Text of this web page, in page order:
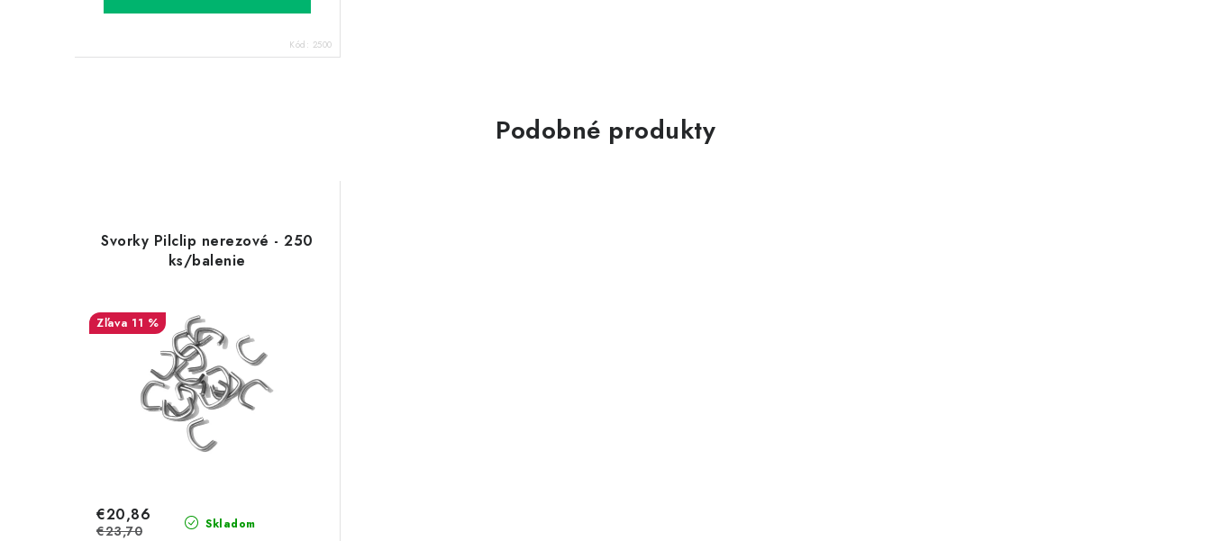
Kód: 2500
Podobné produkty
Svorky Pilclip nerezové - 250
ks/balenie
11 %
Skladom
€20,86
€23,70